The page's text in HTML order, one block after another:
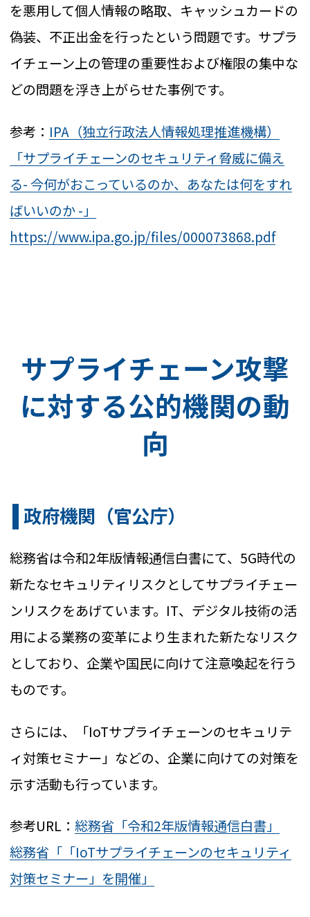
を悪用して個人情報の略取、キャッシュカードの
偽装、不正出金を行ったという問題です。サプラ
イチェーン上の管理の重要性および権限の集中な
どの問題を浮き上がらせた事例です。
参考： IPA（独立行政法人情報処理推進機構）
「サプライチェーンのセキュリティ脅威に備え
る- 今何がおこっているのか、あなたは何をすれ
ばいいのか -」
https://www.ipa.go.jp/files/000073868.pdf
サプライチェーン攻撃
に対する公的機関の動
向
政府機関（官公庁）
総務省は令和2年版情報通信白書にて、5G時代の
新たなセキュリティリスクとしてサプライチェー
ンリスクをあげています。IT、デジタル技術の活
用による業務の変革により生まれた新たなリスク
としており、企業や国民に向けて注意喚起を行う
ものです。
さらには、「IoTサプライチェーンのセキュリテ
ィ対策セミナー」などの、企業に向けての対策を
示す活動も行っています。
参考URL：総務省「令和2年版情報通信白書」
総務省「「IoTサプライチェーンのセキュリティ
対策セミナー」を開催」